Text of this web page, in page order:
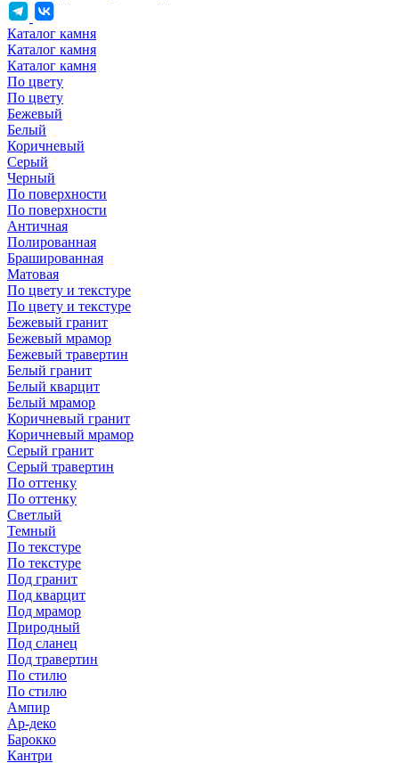
Каталог камня
Каталог камня
Каталог камня
По цвету
По цвету
Бежевый
Белый
Коричневый
Серый
Черный
По поверхности
По поверхности
Античная
Полированная
Брашированная
Матовая
По цвету и текстуре
По цвету и текстуре
Бежевый гранит
Бежевый мрамор
Бежевый травертин
Белый гранит
Белый кварцит
Белый мрамор
Коричневый гранит
Коричневый мрамор
Серый гранит
Серый травертин
По оттенку
По оттенку
Светлый
Темный
По текстуре
По текстуре
Под гранит
Под кварцит
Под мрамор
Природный
Под сланец
Под травертин
По стилю
По стилю
Ампир
Ар-деко
Барокко
Кантри